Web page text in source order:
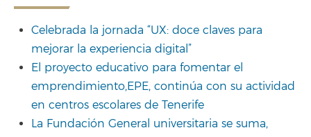
Celebrada la jornada “UX: doce claves para
mejorar la experiencia digital”
El proyecto educativo para fomentar el
emprendimiento,EPE, continúa con su actividad
en centros escolares de Tenerife
La Fundación General universitaria se suma,